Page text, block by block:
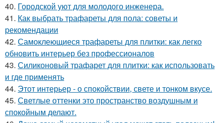
40. Городской уют для молодого инженера.
41. Как выбрать трафареты для пола: советы и
рекомендации
42. Самоклеющиеся трафареты для плитки: как легко
обновить интерьер без профессионалов
43. Силиконовый трафарет для плитки: как использовать
и где применять
44. Этот интерьер - о спокойствии, свете и тонком вкусе.
45. Светлые оттенки это пространство воздушным и
спокойным делают.